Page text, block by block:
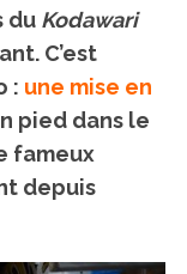
duKodawari
C’est
: une mise en
pied dans le
fameux
depuis